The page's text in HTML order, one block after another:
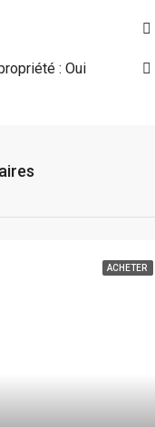
: Oui
ACHETER